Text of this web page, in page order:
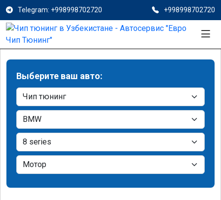
Telegram: +998998702720 +998998702720
Выберите ваш авто: